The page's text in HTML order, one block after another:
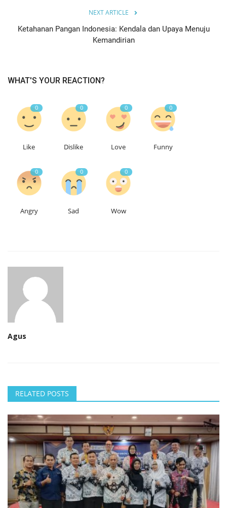
NEXT ARTICLE
Ketahanan Pangan Indonesia: Kendala dan Upaya Menuju
Kemandirian
WHAT'S YOUR REACTION?
0
Like
0
Dislike
0
Love
0
Funny
0
Angry
0
Sad
0
Wow
Agus
RELATED POSTS